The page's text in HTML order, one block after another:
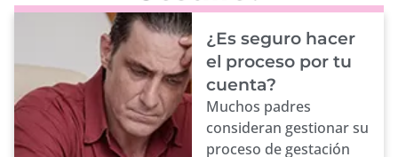
¿Es seguro hacer
el proceso por tu
cuenta?
Muchos padres
consideran gestionar su
proceso de gestación